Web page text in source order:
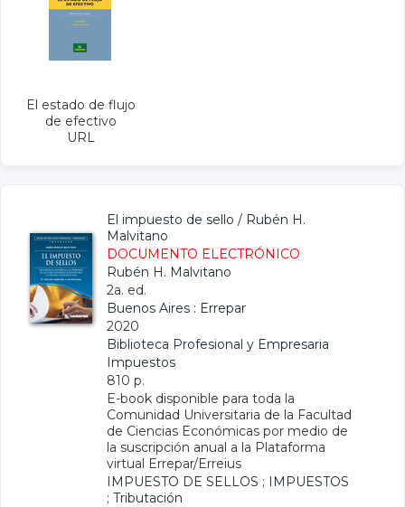
El estado de flujo
de efectivo
URL
El impuesto de sello / Rubén H.
Malvitano
DOCUMENTO ELECTRÓNICO
Rubén H. Malvitano
2a. ed.
Buenos Aires : Errepar
2020
Biblioteca Profesional y Empresaria
Impuestos
810 p.
E-book disponible para toda la
Comunidad Universitaria de la Facultad
de Ciencias Económicas por medio de
la suscripción anual a la Plataforma
virtual Errepar/Erreius
IMPUESTO DE SELLOS ; IMPUESTOS
; Tributación